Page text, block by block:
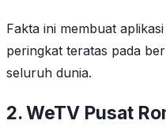
Fakta ini membuat
peringkat teratas pada
seluruh dunia.
2. WeTV Pusat